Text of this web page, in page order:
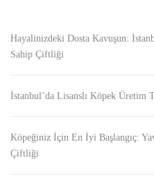
Hayalinizdeki Dosta Kavuşun:
Sahip Çiftliği
İstanbul’da Lisanslı Köpek Üretim
Köpeğiniz İçin En İyi Başlangıç:
Çiftliği